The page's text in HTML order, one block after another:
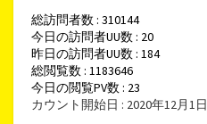
総訪問者数 : 310144
今日の訪問者UU数 : 20
昨日の訪問者UU数 : 184
総閲覧数 : 1183646
今日の閲覧PV数 : 23
カウント開始日 : 2020年12月1日